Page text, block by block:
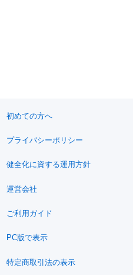
初めての方へ
プライバシーポリシー
健全化に資する運用方針
運営会社
ご利用ガイド
PC版で表示
特定商取引法の表示